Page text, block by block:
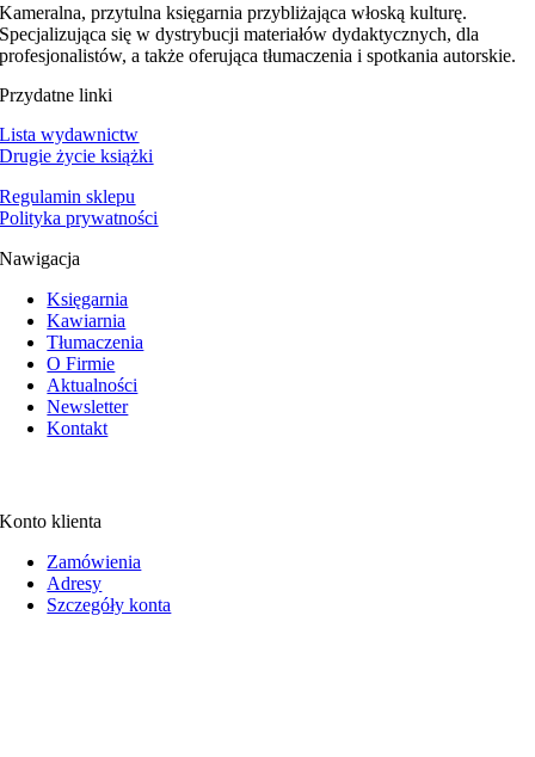
Kameralna, przytulna księgarnia przybliżająca włoską kulturę.
Specjalizująca się w dystrybucji materiałów dydaktycznych, dla
profesjonalistów, a także oferująca tłumaczenia i spotkania autorskie.
Przydatne linki
Lista wydawnictw
Drugie życie książki
Regulamin sklepu
Polityka prywatności
Nawigacja
Księgarnia
Kawiarnia
Tłumaczenia
O Firmie
Aktualności
Newsletter
Kontakt
Konto klienta
Zamówienia
Adresy
Szczegóły konta